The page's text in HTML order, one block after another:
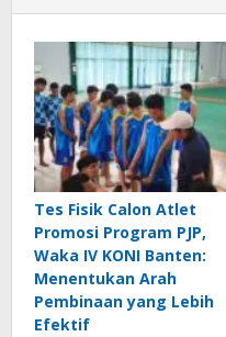
Tes Fisik Calon Atlet
Promosi Program PJP,
Waka IV KONI Banten:
Menentukan Arah
Pembinaan yang Lebih
Efektif